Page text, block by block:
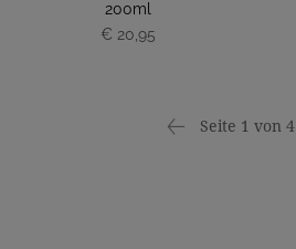
200ml
€ 20,95
Seite 1 von 4